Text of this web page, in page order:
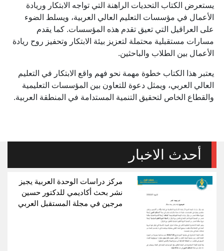
يستعرض الكتاب التحديات الراهنة التي تواجه الابتكار وريادة
الأعمال في مؤسسات التعليم العالي العربية، ويسلط الضوء
على العراقيل التي تعيق تقدم هذه المؤسسات. كما يقدم
مسارات مستقبلية محتملة لتعزيز بيئة الابتكار وتحفيز روح ريادة
الأعمال بين الطلاب والباحثين.
يعتبر هذا الكتاب خطوة مهمة نحو فهم واقع الابتكار في التعليم
العالي العربي، ويمثل دعوة للتعاون بين المؤسسات التعليمية
والقطاع الخاص لتحقيق التنمية المستدامة في المنطقة العربية.
أحدث الاخبار
مركز دراسات الوحدة العربية يجيز
نشر بحث أكاديمي للدكتور حسين
مرجين في مجلة المستقبل العربي